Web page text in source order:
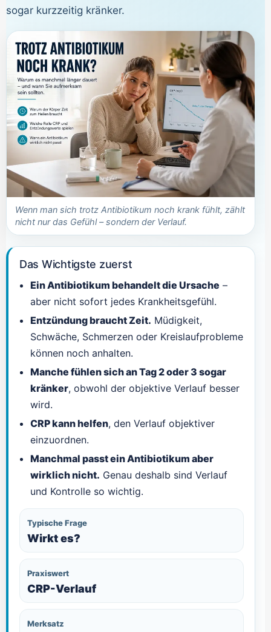
sogar kurzzeitig kränker.
Wenn man sich trotz Antibiotikum noch krank fühlt, zählt
nicht nur das Gefühl – sondern der Verlauf.
Das Wichtigste zuerst
Ein Antibiotikum behandelt die Ursache –
aber nicht sofort jedes Krankheitsgefühl.
Entzündung braucht Zeit. Müdigkeit,
Schwäche, Schmerzen oder Kreislaufprobleme
können noch anhalten.
Manche fühlen sich an Tag 2 oder 3 sogar
kränker, obwohl der objektive Verlauf besser
wird.
CRP kann helfen, den Verlauf objektiver
einzuordnen.
Manchmal passt ein Antibiotikum aber
wirklich nicht. Genau deshalb sind Verlauf
und Kontrolle so wichtig.
Typische Frage
Wirkt es?
Praxiswert
CRP-Verlauf
Merksatz